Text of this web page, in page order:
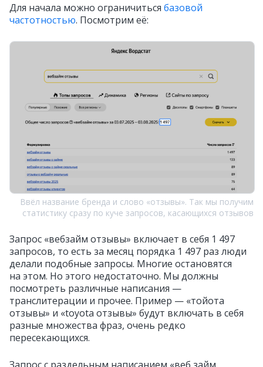
Для начала можно ограничиться базовой
частотностью. Посмотрим её:
Ввёл название бренда и слово «отзывы». Так мы получим
статистику сразу по куче запросов, касающихся отзывов
Запрос «вебзайм отзывы» включает в себя 1 497
запросов, то есть за месяц порядка 1 497 раз люди
делали подобные запросы. Многие остановятся
на этом. Но этого недостаточно. Мы должны
посмотреть различные написания —
транслитерации и прочее. Пример — «тойота
отзывы» и «toyota отзывы» будут включать в себя
разные множества фраз, очень редко
пересекающихся.